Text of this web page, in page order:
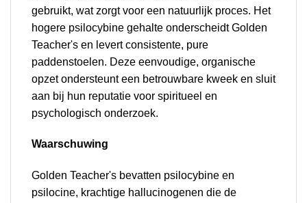
gebruikt, wat zorgt voor een natuurlijk proces. Het
hogere psilocybine gehalte onderscheidt Golden
Teacher's en levert consistente, pure
paddenstoelen. Deze eenvoudige, organische
opzet ondersteunt een betrouwbare kweek en sluit
aan bij hun reputatie voor spiritueel en
psychologisch onderzoek.
Waarschuwing
Golden Teacher's bevatten psilocybine en
psilocine, krachtige hallucinogenen die de